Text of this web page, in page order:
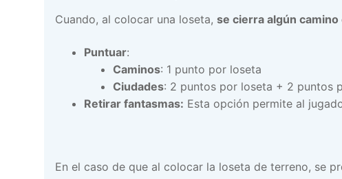
Cuando, al colocar una loseta, se cierra algún camino
Puntuar:
Caminos: 1 punto por loseta
Ciudades: 2 puntos por loseta + 2 puntos
Retirar fantasmas: Esta opción permite al
En el caso de que al colocar la loseta de terreno, se